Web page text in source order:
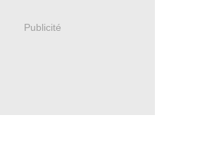
Publicité